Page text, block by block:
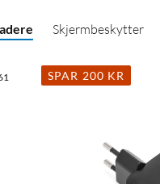
Skjermbeskytter
SPAR 200 KR